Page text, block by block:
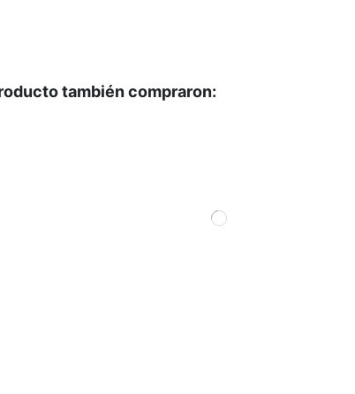
también compraron: